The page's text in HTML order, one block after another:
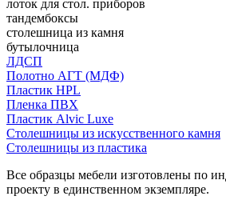
лоток для стол. приборов
тандембоксы
столешница из камня
бутылочница
ЛДСП
Полотно АГТ (МДФ)
Пластик HPL
Пленка ПВХ
Пластик Alvic Luxe
Столешницы из искусственного камня
Столешницы из пластика
Все образцы мебели изготовлены по
проекту в единственном экземпляре.